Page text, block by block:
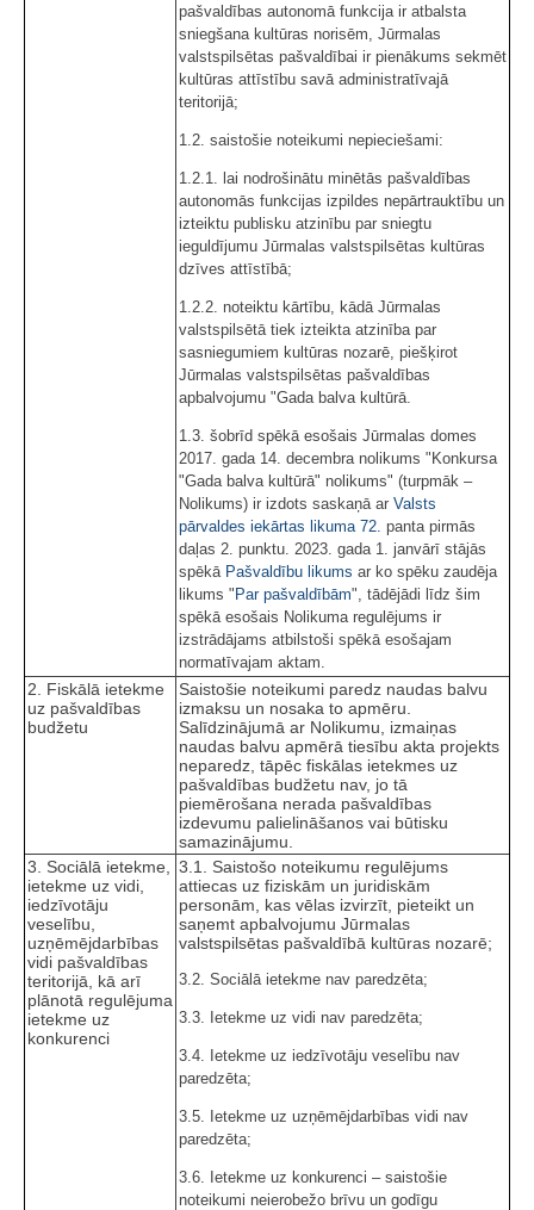
pašvaldības autonomā funkcija ir atbalsta
sniegšana kultūras norisēm, Jūrmalas
valstspilsētas pašvaldībai ir pienākums sekmēt
kultūras attīstību savā administratīvajā
teritorijā;
1.2. saistošie noteikumi nepieciešami:
1.2.1. lai nodrošinātu minētās pašvaldības
autonomās funkcijas izpildes nepārtrauktību un
izteiktu publisku atzinību par sniegtu
ieguldījumu Jūrmalas valstspilsētas kultūras
dzīves attīstībā;
1.2.2. noteiktu kārtību, kādā Jūrmalas
valstspilsētā tiek izteikta atzinība par
sasniegumiem kultūras nozarē, piešķirot
Jūrmalas valstspilsētas pašvaldības
apbalvojumu "Gada balva kultūrā.
1.3. šobrīd spēkā esošais Jūrmalas domes
2017. gada 14. decembra nolikums "Konkursa
"Gada balva kultūrā" nolikums" (turpmāk –
Nolikums) ir izdots saskaņā ar Valsts
pārvaldes iekārtas likuma 72. panta pirmās
daļas 2. punktu. 2023. gada 1. janvārī stājās
spēkā Pašvaldību likums ar ko spēku zaudēja
likums "Par pašvaldībām", tādējādi līdz šim
spēkā esošais Nolikuma regulējums ir
izstrādājams atbilstoši spēkā esošajam
normatīvajam aktam.
2. Fiskālā ietekme
uz pašvaldības
budžetu
Saistošie noteikumi paredz naudas balvu
izmaksu un nosaka to apmēru.
Salīdzinājumā ar Nolikumu, izmaiņas
naudas balvu apmērā tiesību akta projekts
neparedz, tāpēc fiskālas ietekmes uz
pašvaldības budžetu nav, jo tā
piemērošana nerada pašvaldības
izdevumu palielināšanos vai būtisku
samazinājumu.
3. Sociālā ietekme,
ietekme uz vidi,
iedzīvotāju
veselību,
uzņēmējdarbības
vidi pašvaldības
teritorijā, kā arī
plānotā regulējuma
ietekme uz
konkurenci
3.1. Saistošo noteikumu regulējums
attiecas uz fiziskām un juridiskām
personām, kas vēlas izvirzīt, pieteikt un
saņemt apbalvojumu Jūrmalas
valstspilsētas pašvaldībā kultūras nozarē;
3.2. Sociālā ietekme nav paredzēta;
3.3. Ietekme uz vidi nav paredzēta;
3.4. Ietekme uz iedzīvotāju veselību nav
paredzēta;
3.5. Ietekme uz uzņēmējdarbības vidi nav
paredzēta;
3.6. Ietekme uz konkurenci – saistošie
noteikumi neierobežo brīvu un godīgu